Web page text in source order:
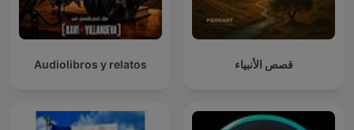
Audiolibros y relatos قصص الأنبياء